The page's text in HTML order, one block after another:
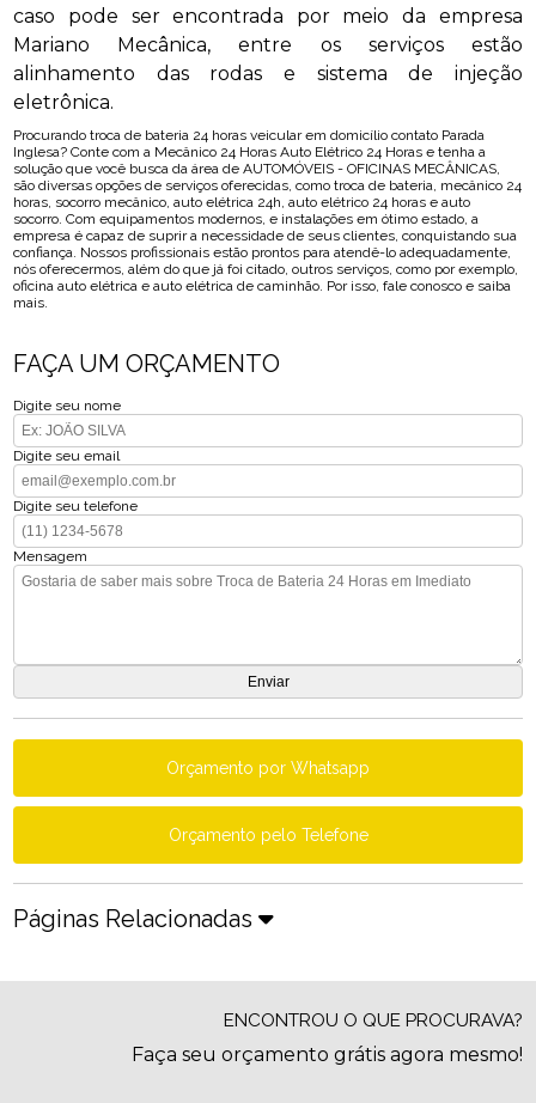
caso pode ser encontrada por meio da empresa
Mariano Mecânica, entre os serviços estão
alinhamento das rodas e sistema de injeção
eletrônica.
Procurando troca de bateria 24 horas veicular em domicílio contato Parada
Inglesa? Conte com a Mecânico 24 Horas Auto Elétrico 24 Horas e tenha a
solução que você busca da área de AUTOMÓVEIS - OFICINAS MECÂNICAS,
são diversas opções de serviços oferecidas, como troca de bateria, mecânico 24
horas, socorro mecânico, auto elétrica 24h, auto elétrico 24 horas e auto
socorro. Com equipamentos modernos, e instalações em ótimo estado, a
empresa é capaz de suprir a necessidade de seus clientes, conquistando sua
confiança. Nossos profissionais estão prontos para atendê-lo adequadamente,
nós oferecermos, além do que já foi citado, outros serviços, como por exemplo,
oficina auto elétrica e auto elétrica de caminhão. Por isso, fale conosco e saiba
mais.
FAÇA UM ORÇAMENTO
Digite seu nome
Digite seu email
Digite seu telefone
Mensagem
Orçamento por Whatsapp
Orçamento pelo Telefone
Páginas Relacionadas
ENCONTROU O QUE PROCURAVA?
Faça seu orçamento grátis agora mesmo!